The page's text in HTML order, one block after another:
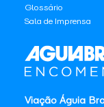
Viação Águia
Glossário
Sala de Imprensa